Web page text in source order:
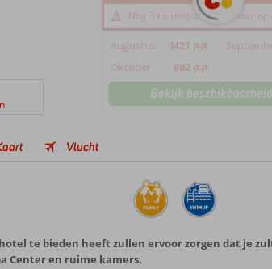
Nog 3 kamer(s) beschikbaar op
Augustus 1421 p.p.
Oktober 982 p.p.
Bekijk beschikbaarheid
Vlucht
te bieden heeft zullen ervoor zorgen dat je
Center en ruime kamers.